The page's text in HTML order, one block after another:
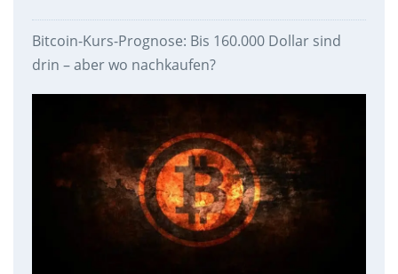
Bitcoin-Kurs-Prognose: Bis 160.000 Dollar sind
drin – aber wo nachkaufen?